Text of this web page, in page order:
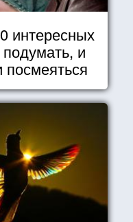
интересных
и
посмеяться